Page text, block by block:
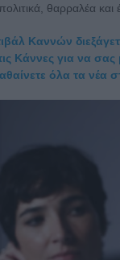
θαρραλέα και
Καννών
Κάννες για να
όλα τα νέα